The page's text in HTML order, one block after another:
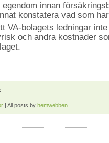
innan
konstatera vad som
VA-bolagets ledningar
och andra kostnader
| All posts by hemwebben